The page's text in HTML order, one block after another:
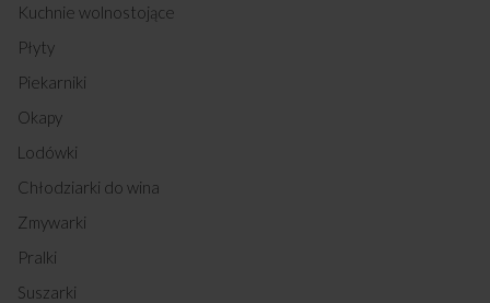
Kuchnie wolnostojące
Płyty
Piekarniki
Okapy
Lodówki
Chłodziarki do wina
Zmywarki
Pralki
Suszarki